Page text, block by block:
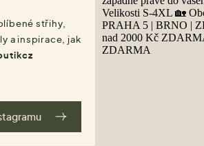
střihy,
a inspirace, jak